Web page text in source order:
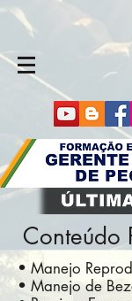
Conteúdo
• Manejo
• Manejo de